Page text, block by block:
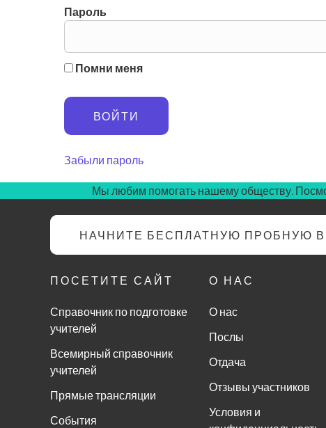
Пароль
Помни меня
Забыли пароль
Мы любим помогать нашему обществу.
НАЧНИТЕ БЕСПЛАТНУЮ ПРОБНУЮ
ПОСЕТИТЕ САЙТ
Справочник по подготовке
учителей
Всемирный справочник
учителей
Прямые трансляции
События
О НАС
О нас
Послы
Отдача
Отзывы участников
Условия и